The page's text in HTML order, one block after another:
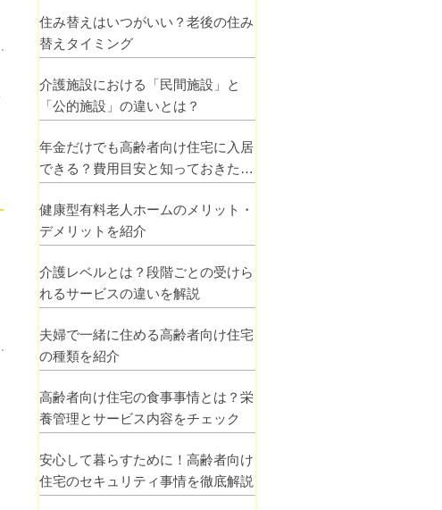
住み替えはいつがいい？老後の住み
替えタイミング
介護施設における「民間施設」と
「公的施設」の違いとは？
年金だけでも高齢者向け住宅に入居
できる？費用目安と知っておきたい
健康型有料老人ホームのメリット・
デメリットを紹介
介護レベルとは？段階ごとの受けら
れるサービスの違いを解説
夫婦で一緒に住める高齢者向け住宅
の種類を紹介
高齢者向け住宅の食事事情とは？栄
養管理とサービス内容をチェック
安心して暮らすために！高齢者向け
住宅のセキュリティ事情を徹底解説